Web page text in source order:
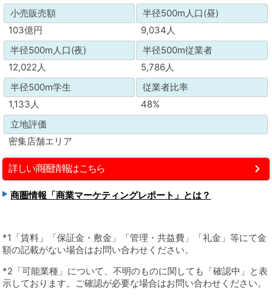
小売販売額
半径500m人口(昼)
103億円
9,034人
半径500m人口(夜)
半径500m従業者
12,022人
5,786人
半径500m学生
従業者比率
1,133人
48%
立地評価
密集店舗エリア
詳しい商圏情報はこちら
商圏情報「商業マーケティングレポート」とは？
*1「賃料」「保証金・敷金」「管理・共益費」「礼金」等にて金
額の記載がない場合はお問い合わせください。
*2「可能業種」について、不明のものに関しても「確認中」と表
示しております。ご確認が必要な場合はお問い合わせください。